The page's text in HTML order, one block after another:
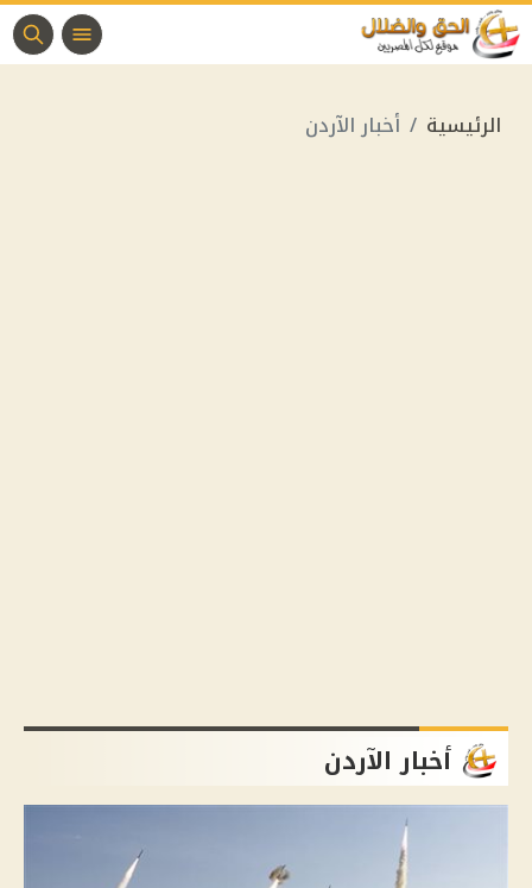
الرئيسية أخبار الآردن
أخبار الآردن